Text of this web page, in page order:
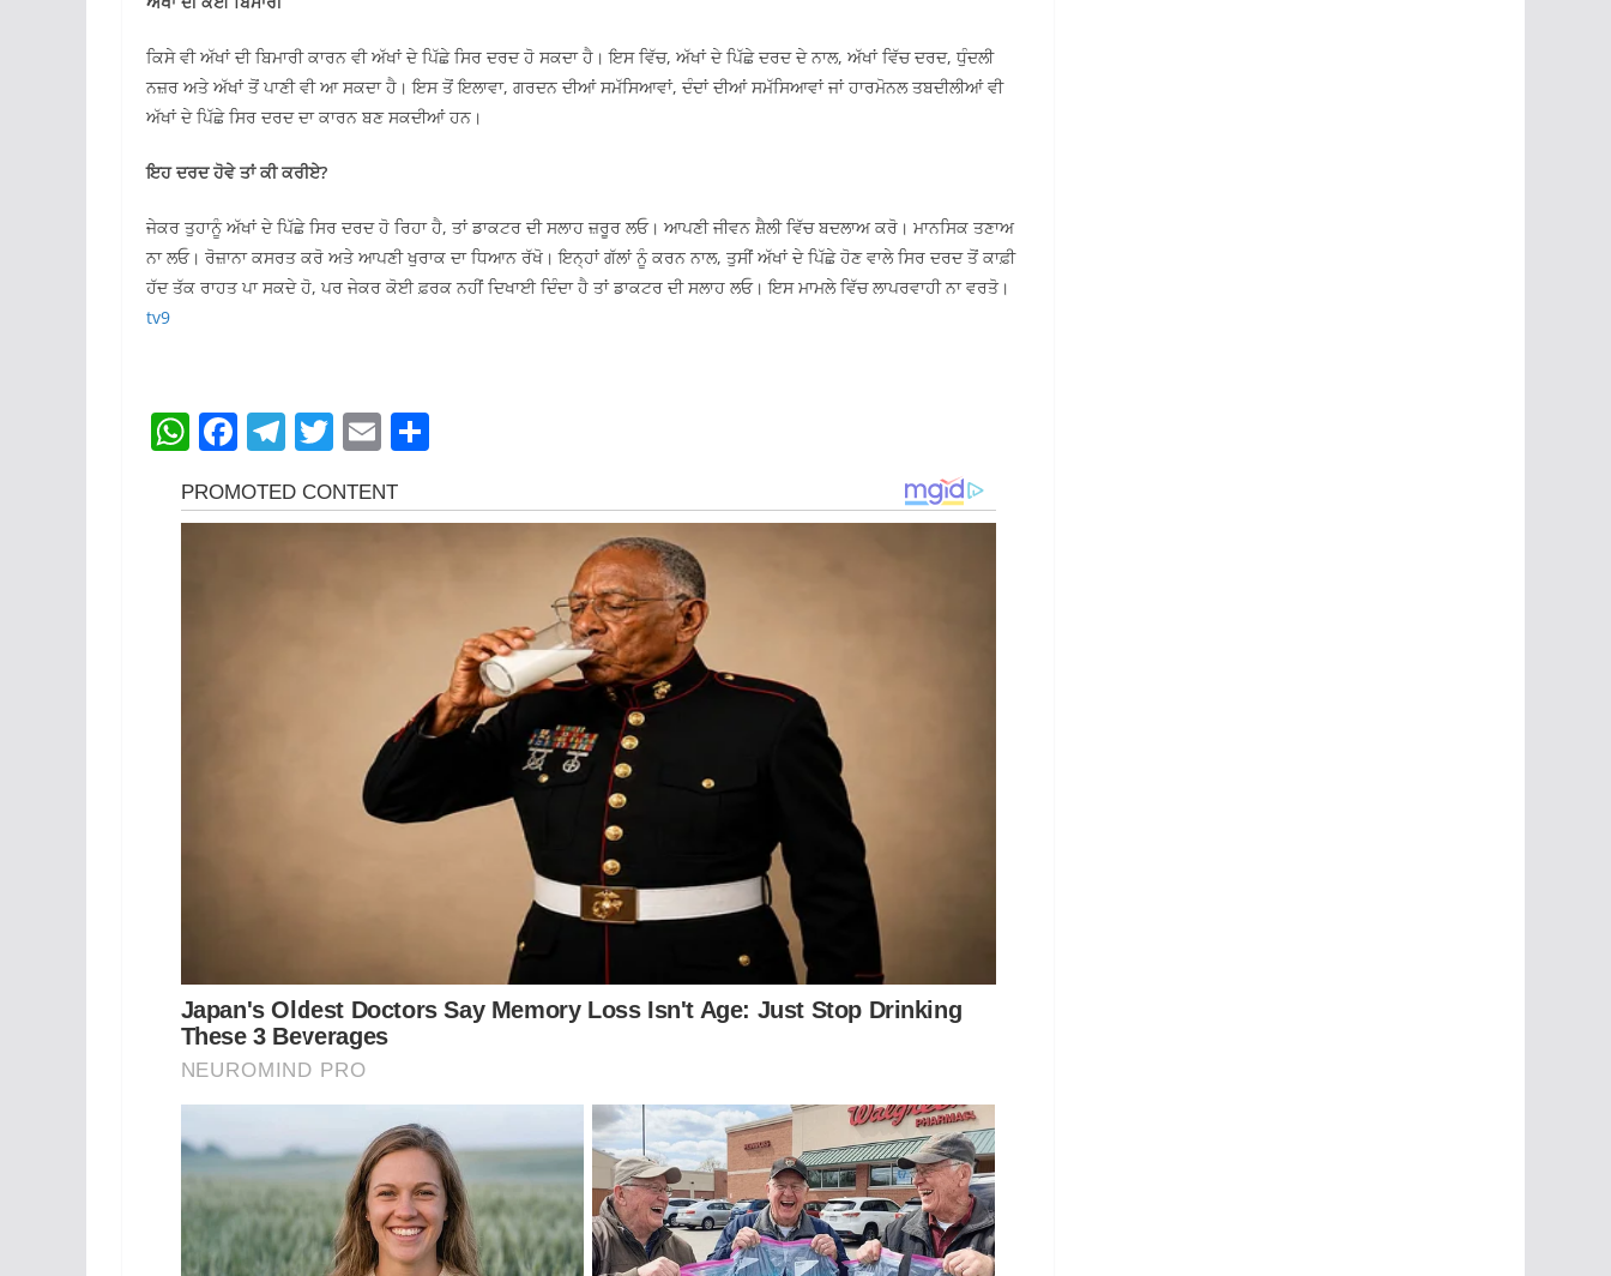
ਕਿਸੇ ਵੀ ਅੱਖਾਂ ਦੀ ਬਿਮਾਰੀ ਕਾਰਨ ਵੀ ਅੱਖਾਂ ਦੇ ਪਿੱਛੇ ਸਿਰ ਦਰਦ ਹੋ ਸਕਦਾ ਹੈ। ਇਸ ਵਿੱਚ, ਅੱਖਾਂ ਦੇ ਪਿੱਛੇ ਦਰਦ ਦੇ ਨਾਲ, ਅੱਖਾਂ ਵਿੱਚ ਦਰਦ, ਧੁੰਦਲੀ
ਨਜ਼ਰ ਅਤੇ ਅੱਖਾਂ ਤੋਂ ਪਾਣੀ ਵੀ ਆ ਸਕਦਾ ਹੈ। ਇਸ ਤੋਂ ਇਲਾਵਾ, ਗਰਦਨ ਦੀਆਂ ਸਮੱਸਿਆਵਾਂ, ਦੰਦਾਂ ਦੀਆਂ ਸਮੱਸਿਆਵਾਂ ਜਾਂ ਹਾਰਮੋਨਲ ਤਬਦੀਲੀਆਂ ਵੀ
ਅੱਖਾਂ ਦੇ ਪਿੱਛੇ ਸਿਰ ਦਰਦ ਦਾ ਕਾਰਨ ਬਣ ਸਕਦੀਆਂ ਹਨ।
ਇਹ ਦਰਦ ਹੋਵੇ ਤਾਂ ਕੀ ਕਰੀਏ?
ਜੇਕਰ ਤੁਹਾਨੂੰ ਅੱਖਾਂ ਦੇ ਪਿੱਛੇ ਸਿਰ ਦਰਦ ਹੋ ਰਿਹਾ ਹੈ, ਤਾਂ ਡਾਕਟਰ ਦੀ ਸਲਾਹ ਜ਼ਰੂਰ ਲਓ। ਆਪਣੀ ਜੀਵਨ ਸ਼ੈਲੀ ਵਿੱਚ ਬਦਲਾਅ ਕਰੋ। ਮਾਨਸਿਕ ਤਣਾਅ
ਨਾ ਲਓ। ਰੋਜ਼ਾਨਾ ਕਸਰਤ ਕਰੋ ਅਤੇ ਆਪਣੀ ਖੁਰਾਕ ਦਾ ਧਿਆਨ ਰੱਖੋ। ਇਨ੍ਹਾਂ ਗੱਲਾਂ ਨੂੰ ਕਰਨ ਨਾਲ, ਤੁਸੀਂ ਅੱਖਾਂ ਦੇ ਪਿੱਛੇ ਹੋਣ ਵਾਲੇ ਸਿਰ ਦਰਦ ਤੋਂ ਕਾਫ਼ੀ
ਹੱਦ ਤੱਕ ਰਾਹਤ ਪਾ ਸਕਦੇ ਹੋ, ਪਰ ਜੇਕਰ ਕੋਈ ਫ਼ਰਕ ਨਹੀਂ ਦਿਖਾਈ ਦਿੰਦਾ ਹੈ ਤਾਂ ਡਾਕਟਰ ਦੀ ਸਲਾਹ ਲਓ। ਇਸ ਮਾਮਲੇ ਵਿੱਚ ਲਾਪਰਵਾਹੀ ਨਾ ਵਰਤੋ।
tv9
W
at
F
c
T
e
T
itt
er
E
ai ar
e